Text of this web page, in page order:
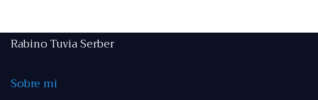
Rabino Tuvia Serber
Sobre mi